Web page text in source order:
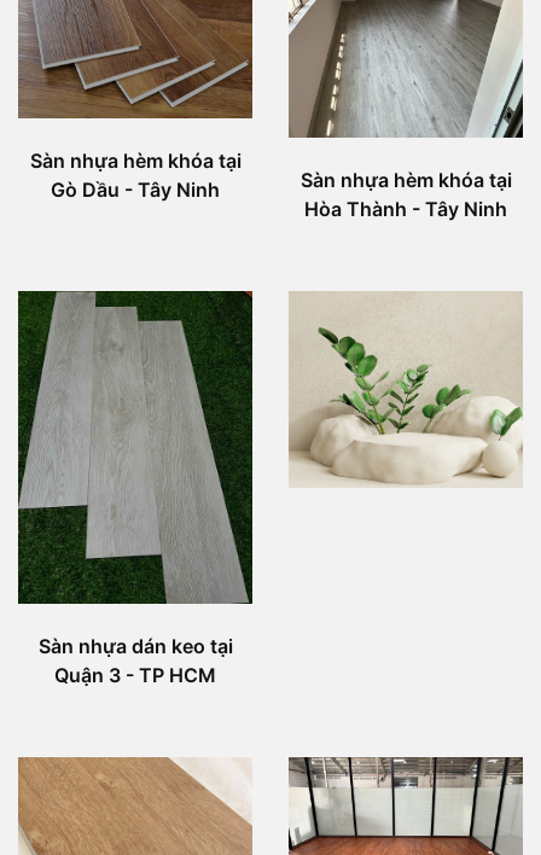
Sàn nhựa hèm khóa tại
Gò Dầu - Tây Ninh
Sàn nhựa hèm khóa tại
Hòa Thành - Tây Ninh
Sàn nhựa dán keo tại
Quận 3 - TP HCM